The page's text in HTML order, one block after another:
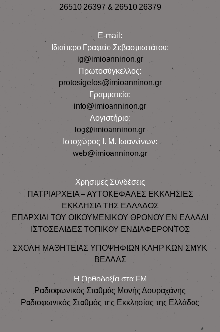
26510 26397 & 26510 26379
E-mail:
Iδιαίτερο Γραφείο Σεβασμιωτάτου:
ig@imioanninon.gr
Πρωτοσύγκελλος:
protosigelos@imioanninon.gr
Γραμματεία:
info@imioanninon.gr
Λογιστήριο:
log@imioanninon.gr
Ιστοχώρος Ι. Μ. Ιωαννίνων:
web@imioanninon.gr
Χρήσιμες Συνδέσεις
ΠΑΤΡΙΑΡΧΕΙΑ – ΑΥΤΟΚΕΦΑΛΕΣ ΕΚΚΛΗΣΙΕΣ
ΕΚΚΛΗΣΙΑ ΤΗΣ ΕΛΛΑΔΟΣ
ΕΠΑΡΧΙΑΙ ΤΟΥ ΟΙΚΟΥΜΕΝΙΚΟΥ ΘΡΟΝΟΥ ΕΝ ΕΛΛΑΔΙ
ΙΣΤΟΣΕΛΙΔΕΣ ΤΟΠΙΚΟΥ ΕΝΔΙΑΦΕΡΟΝΤΟΣ
ΣΧΟΛΗ ΜΑΘΗΤΕΙΑΣ ΥΠΟΨΗΦΙΩΝ ΚΛΗΡΙΚΩΝ ΣΜΥΚ
ΒΕΛΛΑΣ
Η Ορθοδοξία στα FM
Ραδιοφωνικός Σταθμός Μονής Δουραχάνης
Ραδιοφωνικός Σταθμός της Εκκλησίας της Ελλάδος